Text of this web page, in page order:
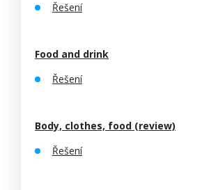
Řešení
Food and drink
Řešení
Body, clothes, food (review)
Řešení